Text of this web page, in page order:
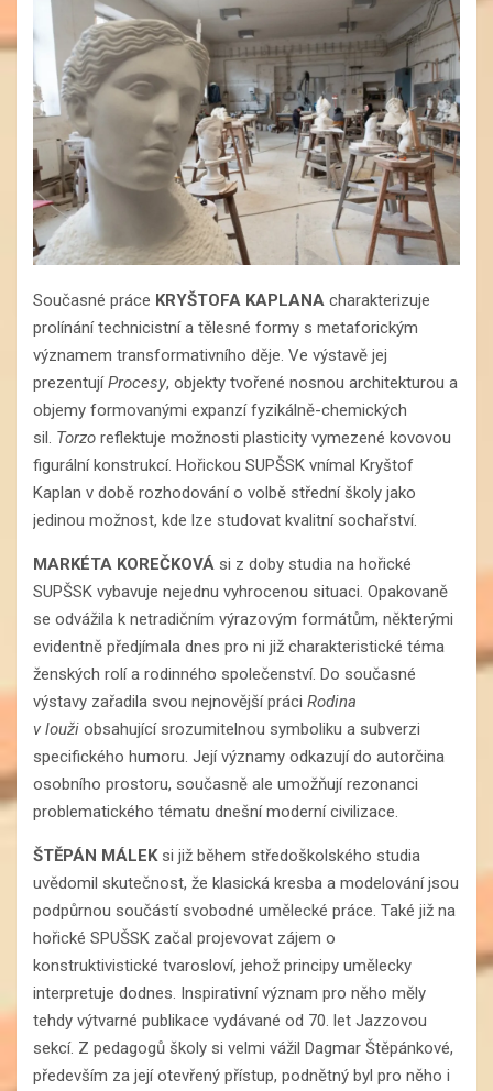
Současné práce KRYŠTOFA KAPLANA charakterizuje
prolínání technicistní a tělesné formy s metaforickým
významem transformativního děje. Ve výstavě jej
prezentujíProcesy, objekty tvořené nosnou architekturou a
objemy formovanými expanzí fyzikálně-chemických
sil. Torzo reflektuje možnosti plasticity vymezené kovovou
figurální konstrukcí. Hořickou SUPŠSK vnímal Kryštof
Kaplan v době rozhodování o volbě střední školy jako
jedinou možnost, kde lze studovat kvalitní sochařství.
MARKÉTA KOREČKOVÁ si z doby studia na hořické
SUPŠSK vybavuje nejednu vyhrocenou situaci. Opakovaně
se odvážila k netradičním výrazovým formátům, některými
evidentně předjímala dnes pro ni již charakteristické téma
ženských rolí a rodinného společenství. Do současné
výstavy zařadila svou nejnovější práci Rodina
v louži obsahující srozumitelnou symboliku a subverzi
specifického humoru. Její významy odkazují do autorčina
osobního prostoru, současně ale umožňují rezonanci
problematického tématu dnešní moderní civilizace.
ŠTĚPÁN MÁLEK si již během středoškolského studia
uvědomil skutečnost, že klasická kresba a modelování jsou
podpůrnou součástí svobodné umělecké práce. Také již na
hořické SPUŠSK začal projevovat zájem o
konstruktivistické tvarosloví, jehož principy umělecky
interpretuje dodnes. Inspirativní význam pro něho měly
tehdy výtvarné publikace vydávané od 70. let Jazzovou
sekcí. Z pedagogů školy si velmi vážil Dagmar Štěpánkové,
především za její otevřený přístup, podnětný byl pro něho i